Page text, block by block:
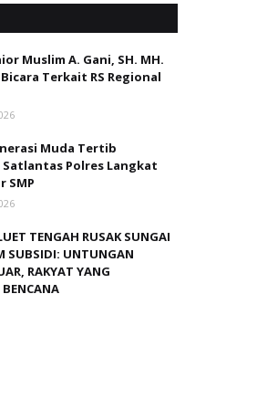
Muslim A. Gani, SH. MH.
Terkait RS Regional
Muda Tertib
Polres Langkat
SMP
TENGAH RUSAK SUNGAI
SUBSIDI: UNTUNGAN
RAKYAT YANG